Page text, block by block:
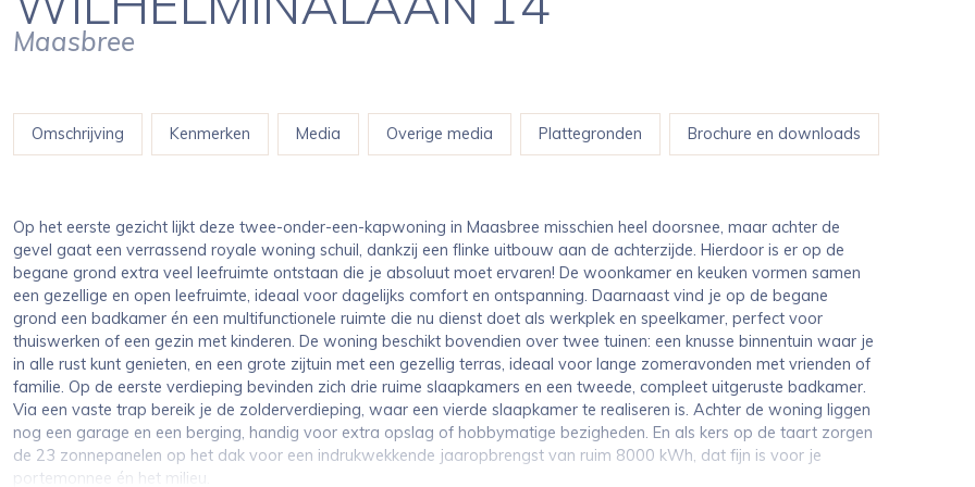
Maasbree
Omschrijving Kenmerken Media Overige media Brochure en downloads
Plattegronden
Op het eerste gezicht lijkt deze twee-onder-een-kapwoning in Maasbree misschien heel doorsnee, maar achter de
gevel gaat een verrassend royale woning schuil, dankzij een flinke uitbouw aan de achterzijde. Hierdoor is er op de
begane grond extra veel leefruimte ontstaan die je absoluut moet ervaren! De woonkamer en keuken vormen samen
een gezellige en open leefruimte, ideaal voor dagelijks comfort en ontspanning. Daarnaast vind je op de begane
grond een badkamer én een multifunctionele ruimte die nu dienst doet als werkplek en speelkamer, perfect voor
thuiswerken of een gezin met kinderen. De woning beschikt bovendien over twee tuinen: een knusse binnentuin waar je
in alle rust kunt genieten, en een grote zijtuin met een gezellig terras, ideaal voor lange zomeravonden met vrienden of
familie. Op de eerste verdieping bevinden zich drie ruime slaapkamers en een tweede, compleet uitgeruste badkamer.
Via een vaste trap bereik je de zolderverdieping, waar een vierde slaapkamer te realiseren is. Achter de woning liggen
nog een garage en een berging, handig voor extra opslag of hobbymatige bezigheden. En als kers op de taart zorgen
de 23 zonnepanelen op het dak voor een indrukwekkende jaaropbrengst van ruim 8000 kWh, dat fijn is voor je
portemonnee én het milieu.